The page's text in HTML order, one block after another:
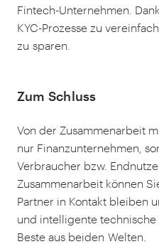
Fintech-Unternehmen.
KYC-Prozesse zu
zu sparen.
Zum Schluss
Von der Zusammenarbeit
nur Finanzunternehmen,
Verbraucher bzw.
Zusammenarbeit können
Partner in Kontakt bleiben
und intelligente technische
Beste aus beiden Welten.